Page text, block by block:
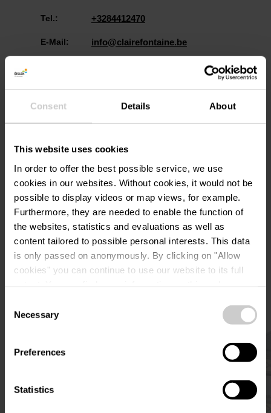
Consent Details About
This website uses cookies
In order to offer the best possible service, we use
cookies in our websites. Without cookies, it would not be
possible to display videos or map views, for example.
Furthermore, they are needed to enable the function of
the websites, statistics and evaluations as well as
content tailored to possible personal interests. This data
is only passed on anonymously. By clicking on "Allow
cookies" you can continue to use our website to its full
time.
Selection
Necessary
Preferences
Statistics
Tel.: +3284412470
E-Mail: info@clairefontaine.be
Ähnliche
Sehenswürdigkeiten